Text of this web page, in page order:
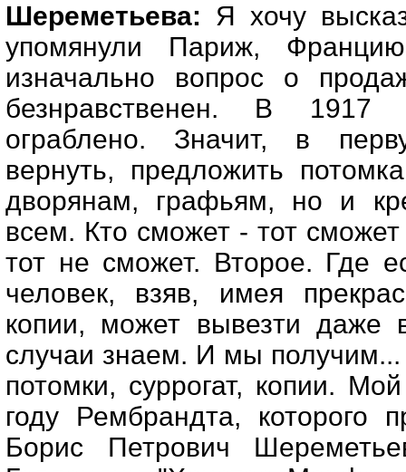
Шереметьева: Я хочу
упомянули Париж,
изначально вопрос о
безнравственен. В 1917
ограблено. Значит, в
вернуть, предложить
дворянам, графьям, но и
всем. Кто сможет - тот
тот не сможет. Второе. Где
человек, взяв, имея
копии, может вывезти даже
случаи знаем. И мы
потомки, суррогат, копии.
году Рембрандта, которого
Борис Петрович